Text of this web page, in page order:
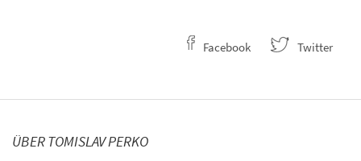
Facebook Twitter
ÜBER TOMISLAV PERKO